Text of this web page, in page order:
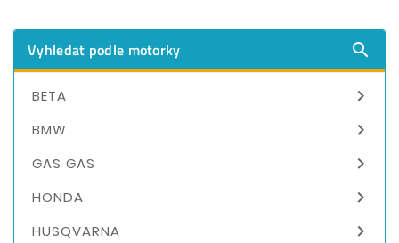
Vyhledat podle motorky 
BETA 
BMW 
GAS GAS 
HONDA 
HUSQVARNA 